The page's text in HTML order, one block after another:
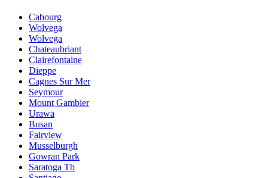
Cabourg
Wolvega
Wolvega
Chateaubriant
Clairefontaine
Dieppe
Cagnes Sur Mer
Seymour
Mount Gambier
Urawa
Busan
Fairview
Musselburgh
Gowran Park
Saratoga Tb